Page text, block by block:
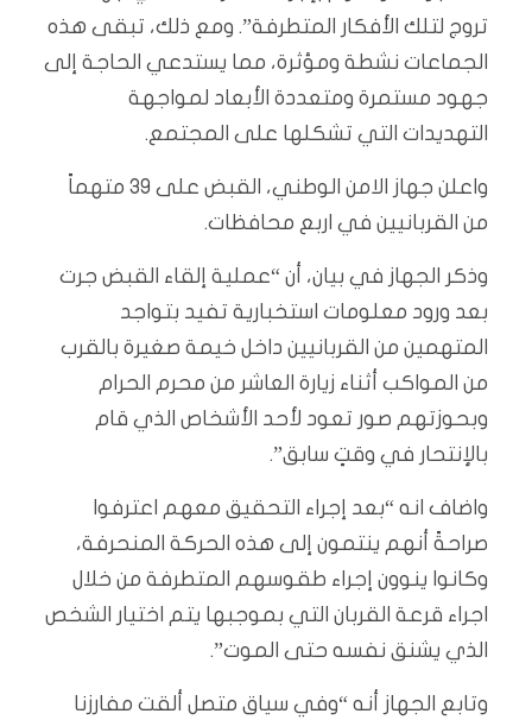
تروج لتلك الأفكار المتطرفة”. ومع ذلك، تبقى هذه
الجماعات نشطة ومؤثرة، مما يستدعي الحاجة إلى
جهود مستمرة ومتعددة الأبعاد لمواجهة
التهديدات التي تشكلها على المجتمع.
واعلن جهاز الامن الوطني، القبض على 39 متهماً
من القربانيين في اربع محافظات.
وذكر الجهاز في بيان، أن “عملية إلقاء القبض جرت
بعد ورود معلومات استخبارية تفيد بتواجد
المتهمين من القربانيين داخل خيمة صغيرة بالقرب
من المواكب أثناء زيارة العاشر من محرم الحرام
وبحوزتهم صور تعود لأحد الأشخاص الذي قام
بالإنتحار في وقتٍ سابق”.
واضاف انه “بعد إجراء التحقيق معهم اعترفوا
صراحةً أنهم ينتمون إلى هذه الحركة المنحرفة،
وكانوا ينوون إجراء طقوسهم المتطرفة من خلال
اجراء قرعة القربان التي بموجبها يتم اختيار الشخص
الذي يشنق نفسه حتى الموت”.
وتابع الجهاز أنه “وفي سياق متصل ألقت مفارزنا